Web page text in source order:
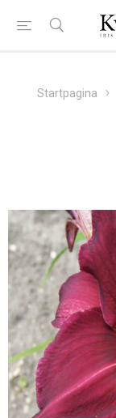
Startpagina